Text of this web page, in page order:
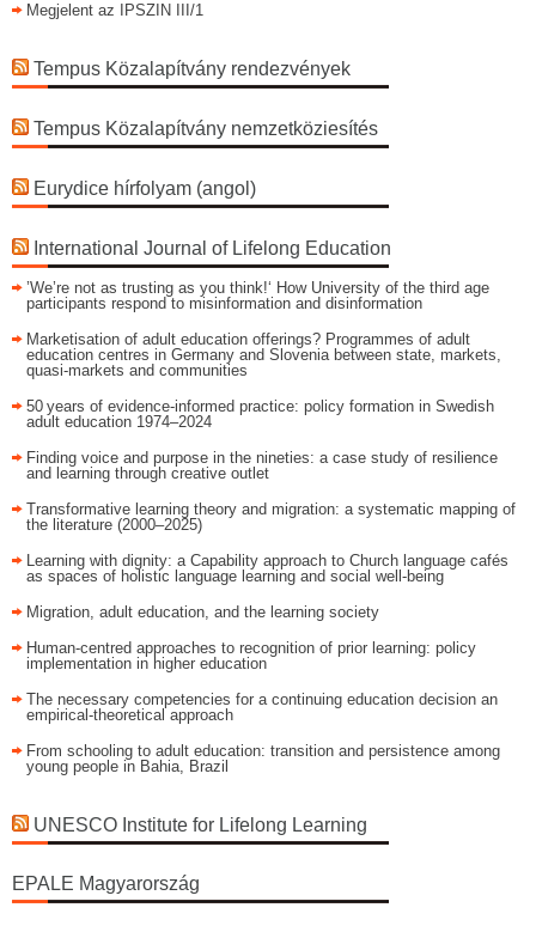
Megjelent az IPSZIN III/1
Tempus Közalapítvány rendezvények
Tempus Közalapítvány nemzetköziesítés
Eurydice hírfolyam (angol)
International Journal of Lifelong Education
’We’re not as trusting as you think!‘ How University of the third age
participants respond to misinformation and disinformation
Marketisation of adult education offerings? Programmes of adult
education centres in Germany and Slovenia between state, markets,
quasi-markets and communities
50 years of evidence‑informed practice: policy formation in Swedish
adult education 1974–2024
Finding voice and purpose in the nineties: a case study of resilience
and learning through creative outlet
Transformative learning theory and migration: a systematic mapping of
the literature (2000–2025)
Learning with dignity: a Capability approach to Church language cafés
as spaces of holistic language learning and social well-being
Migration, adult education, and the learning society
Human-centred approaches to recognition of prior learning: policy
implementation in higher education
The necessary competencies for a continuing education decision an
empirical-theoretical approach
From schooling to adult education: transition and persistence among
young people in Bahia, Brazil
UNESCO Institute for Lifelong Learning
EPALE Magyarország